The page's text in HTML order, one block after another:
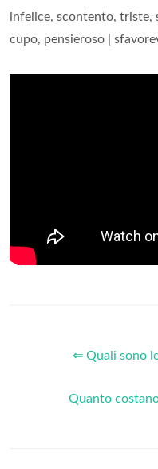
infelice, scontento, triste,
cupo, pensieroso |
⇐ Quali sono
Quanto